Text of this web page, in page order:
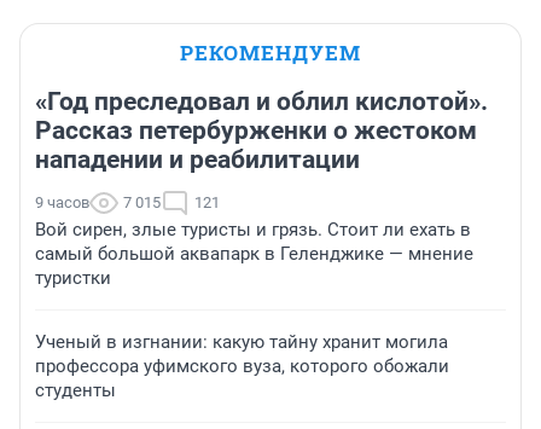
РЕКОМЕНДУЕМ
«Год преследовал и облил кислотой».
Рассказ петербурженки о жестоком
нападении и реабилитации
9 часов 7 015 121
Вой сирен, злые туристы и грязь. Стоит ли ехать в
самый большой аквапарк в Геленджике — мнение
туристки
Ученый в изгнании: какую тайну хранит могила
профессора уфимского вуза, которого обожали
студенты